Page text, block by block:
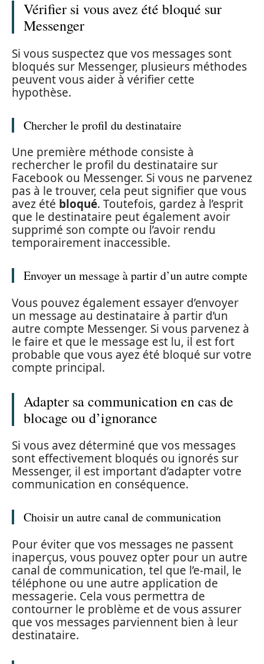
Vérifier si vous avez été bloqué sur
Messenger
Si vous suspectez que vos messages sont
bloqués sur Messenger, plusieurs méthodes
peuvent vous aider à vérifier cette
hypothèse.
Chercher le profil du destinataire
Une première méthode consiste à
rechercher le profil du destinataire sur
Facebook ou Messenger. Si vous ne parvenez
pas à le trouver, cela peut signifier que vous
avez été bloqué. Toutefois, gardez à l’esprit
que le destinataire peut également avoir
supprimé son compte ou l’avoir rendu
temporairement inaccessible.
Envoyer un message à partir d’un autre compte
Vous pouvez également essayer d’envoyer
un message au destinataire à partir d’un
autre compte Messenger. Si vous parvenez à
le faire et que le message est lu, il est fort
probable que vous ayez été bloqué sur votre
compte principal.
Adapter sa communication en cas de
blocage ou d’ignorance
Si vous avez déterminé que vos messages
sont effectivement bloqués ou ignorés sur
Messenger, il est important d’adapter votre
communication en conséquence.
Choisir un autre canal de communication
Pour éviter que vos messages ne passent
inaperçus, vous pouvez opter pour un autre
canal de communication, tel que l’e-mail, le
téléphone ou une autre application de
messagerie. Cela vous permettra de
contourner le problème et de vous assurer
que vos messages parviennent bien à leur
destinataire.